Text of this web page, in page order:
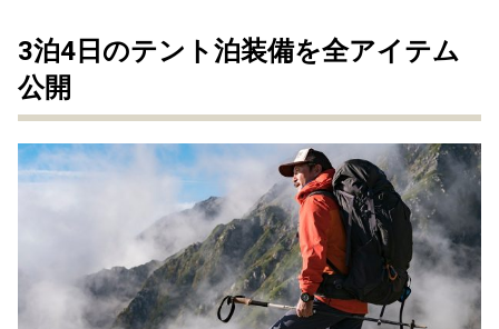
3泊4日のテント泊装備を全アイテム
公開